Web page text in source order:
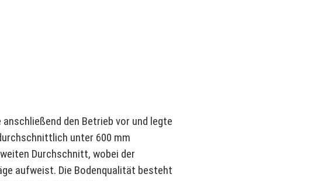
den Betrieb vor und legte
unter 600 mm
Durchschnitt, wobei der
aufweist. Die Bodenqualität besteht